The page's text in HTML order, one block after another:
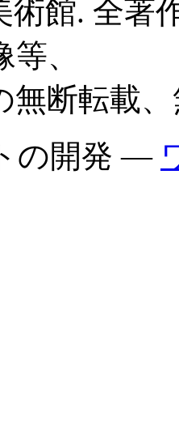
館. 全著
、
無断転載
の開発 —